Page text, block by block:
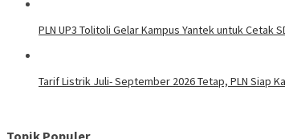
PLN UP3 Tolitoli Gelar Kampus Yantek untuk Cetak
Tarif Listrik Juli- September 2026 Tetap, PLN Siap
Topik Populer